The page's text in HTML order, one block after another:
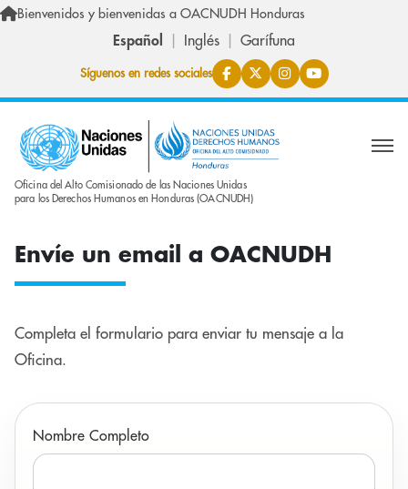
Pasar al contenido principal
Bienvenidos y bienvenidas a OACNUDH Honduras
Español Inglés Garífuna
Síguenos en redes sociales
Oficina del Alto Comisionado de las Naciones Unidas
para los Derechos Humanos en Honduras (OACNUDH)
Envíe un email a OACNUDH
Completa el formulario para enviar tu mensaje a la
Oficina.
Nombre Completo